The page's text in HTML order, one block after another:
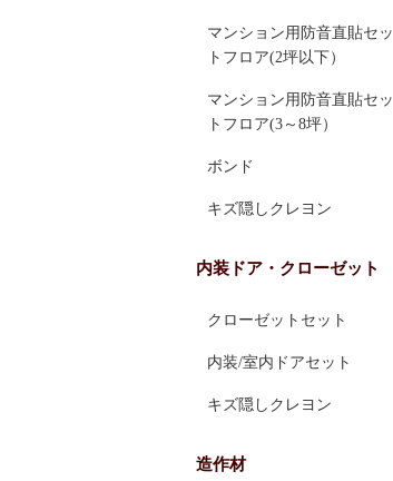
マンション用防音直貼セッ
トフロア(2坪以下）
マンション用防音直貼セッ
トフロア(3～8坪）
ボンド
キズ隠しクレヨン
内装ドア・クローゼット
クローゼットセット
内装/室内ドアセット
キズ隠しクレヨン
造作材